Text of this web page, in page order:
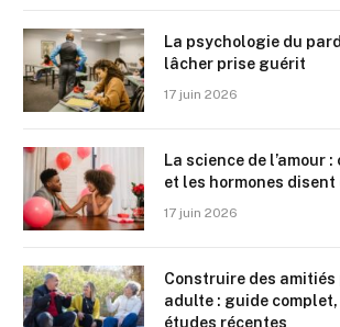
La psychologie du
lâcher prise guérit
17 juin 2026
La science de l’amour
et les hormones
17 juin 2026
Construire des amitiés
adulte : guide complet,
études récentes